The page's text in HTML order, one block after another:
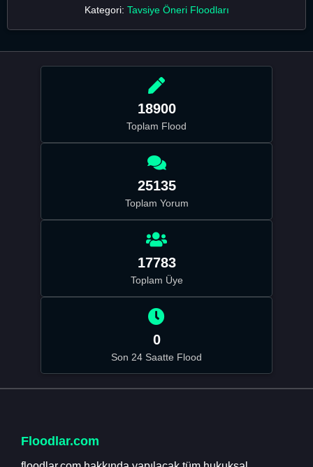
Kategori: Tavsiye Öneri Floodları
18900
Toplam Flood
25135
Toplam Yorum
17783
Toplam Üye
0
Son 24 Saatte Flood
Floodlar.com